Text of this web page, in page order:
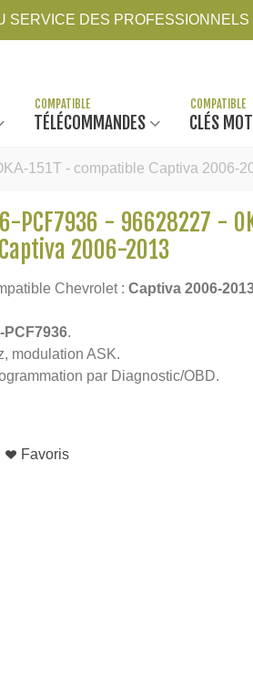
SERVICE DES PROFESSIONNELS
TÉLÉCOMMANDES CLÉS
151T - compatible Captiva 2006-
PCF7936 - 96628227 -
2006-2013
Chevrolet : Captiva 2006-
PCF7936.
modulation ASK.
par Diagnostic/OBD.
Favoris